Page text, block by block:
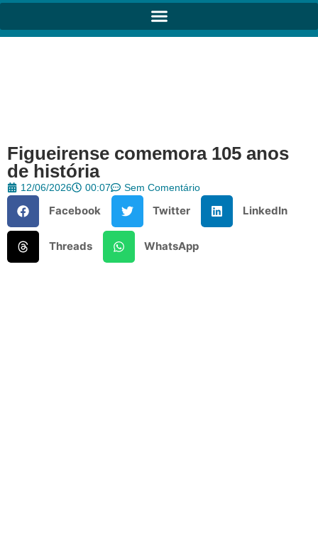
Figueirense comemora 105 anos
de história
12/06/2026 00:07 Sem Comentário
Facebook Twitter LinkedIn
Threads WhatsApp